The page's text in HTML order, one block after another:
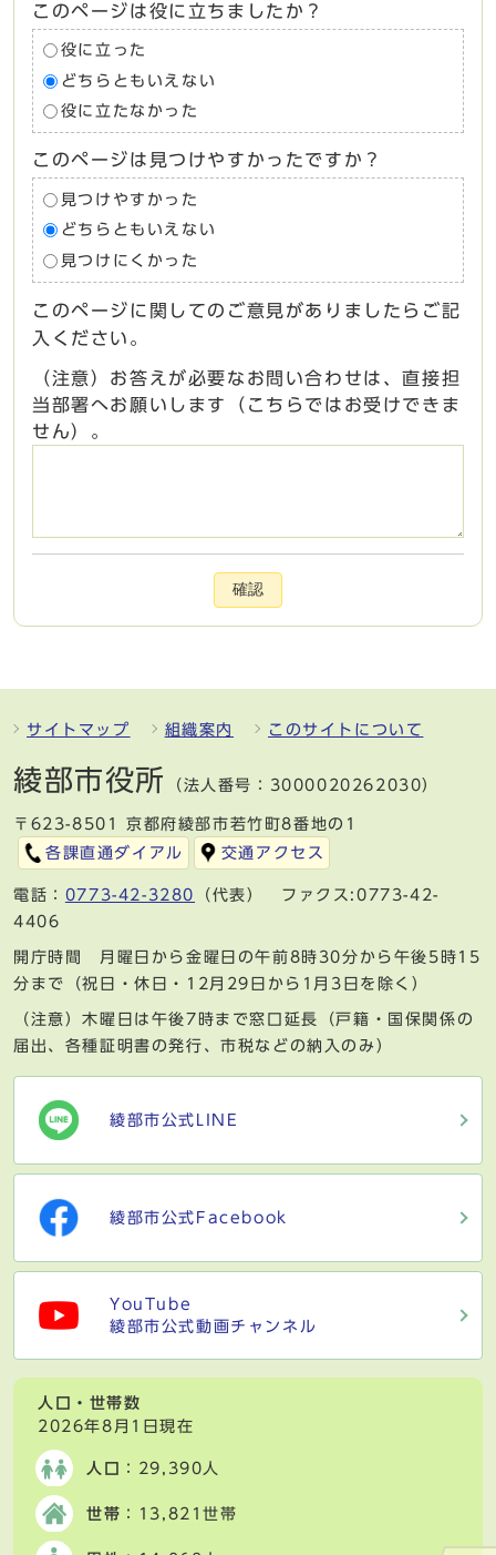
このページは役に立ちましたか？
役に立った
どちらともいえない
役に立たなかった
このページは見つけやすかったですか？
見つけやすかった
どちらともいえない
見つけにくかった
このページに関してのご意見がありましたらご記
入ください。
（注意）お答えが必要なお問い合わせは、直接担
当部署へお願いします（こちらではお受けできま
せん）。
確認
サイトマップ 組織案内 このサイトについて
綾部市役所 （法人番号：3000020262030）
〒623-8501 京都府綾部市若竹町8番地の1
各課直通ダイアル
交通アクセス
電話： 0773-42-3280
（代表） ファクス:0773-42-
4406
開庁時間 月曜日から金曜日の午前8時30分から午後5時15
分まで（祝日・休日・12月29日から1月3日を除く）
（注意）木曜日は午後7時まで窓口延長（戸籍・国保関係の
届出、各種証明書の発行、市税などの納入のみ）
綾部市公式LINE
綾部市公式Facebook
YouTube
綾部市公式動画チャンネル
人口・世帯数
2026年8月1日現在
人口 ：29,390人
世帯 ：13,821世帯